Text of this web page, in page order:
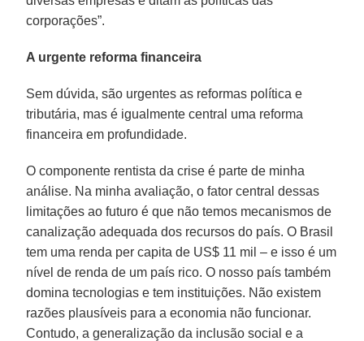
corporações”.
A urgente reforma financeira
Sem dúvida, são urgentes as reformas política e
tributária, mas é igualmente central uma reforma
financeira em profundidade.
O componente rentista da crise é parte de minha
análise. Na minha avaliação, o fator central dessas
limitações ao futuro é que não temos mecanismos de
canalização adequada dos recursos do país. O Brasil
tem uma renda per capita de US$ 11 mil – e isso é um
nível de renda de um país rico. O nosso país também
domina tecnologias e tem instituições. Não existem
razões plausíveis para a economia não funcionar.
Contudo, a generalização da inclusão social e a